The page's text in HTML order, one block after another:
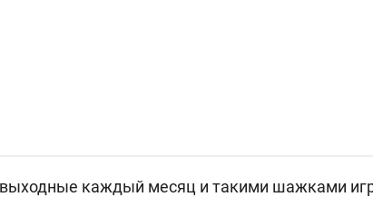
каждый месяц и такими шажками